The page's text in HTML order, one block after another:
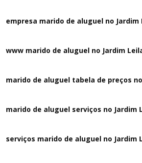
empresa marido de aluguel no Jardim
www marido de aluguel no Jardim
marido de aluguel tabela de preços
marido de aluguel serviços no Jardim
serviços marido de aluguel no Jardim